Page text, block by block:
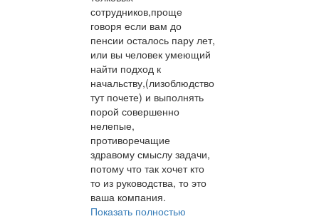
сотрудников,проще
говоря если вам до
пенсии осталось пару лет,
или вы человек умеющий
найти подход к
начальству,(лизоблюдство
тут почете) и выполнять
порой совершенно
нелепые,
противоречащие
здравому смыслу задачи,
потому что так хочет кто
то из руководства, то это
ваша компания.
Показать полностью